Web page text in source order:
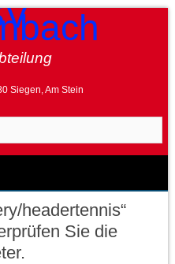
Siegen, Am Stein
headertennis“
Sie die